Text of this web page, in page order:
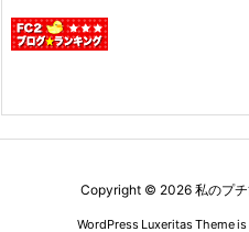
Copyright © 2026 私のプ
WordPress Luxeritas Theme